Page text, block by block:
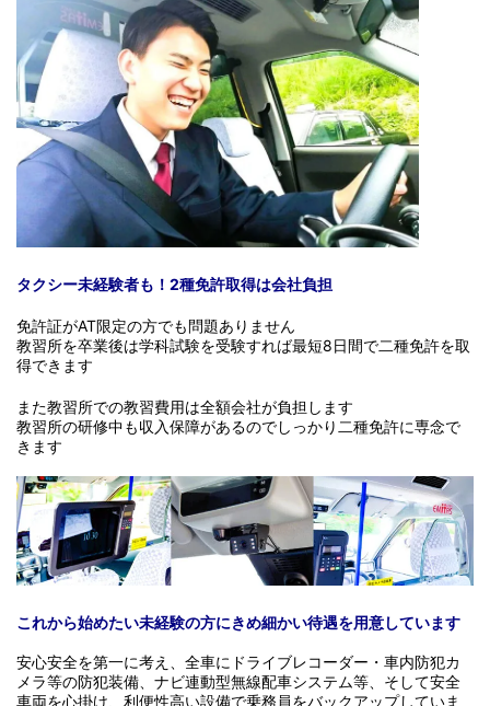
タクシー未経験者も！2種免許取得は会社負担
免許証がAT限定の方でも問題ありません
教習所を卒業後は学科試験を受験すれば最短8日間で二種免許を取
得できます
また教習所での教習費用は全額会社が負担します
教習所の研修中も収入保障があるのでしっかり二種免許に専念で
きます
これから始めたい未経験の方にきめ細かい待遇を用意しています
安心安全を第一に考え、全車にドライブレコーダー・車内防犯カ
メラ等の防犯装備、ナビ連動型無線配車システム等、そして安全
車両を心掛け、利便性高い設備で乗務員をバックアップしていま